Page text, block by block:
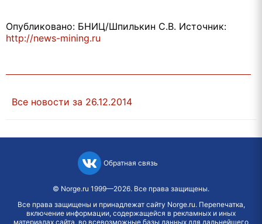
Опубликовано: БНИЦ/Шпилькин С.В. Источник:
http://news-mining.ru
Все новости за 26.12.2014
Обратная связь
© Norge.ru 1999—2026. Все права защищены.
Все права защищены и принадлежат сайту Norge.ru. Перепечатка,
включение информации, содержащейся в рекламных и иных
материалах сайта, во всевозможные базы данных для дальнейшего